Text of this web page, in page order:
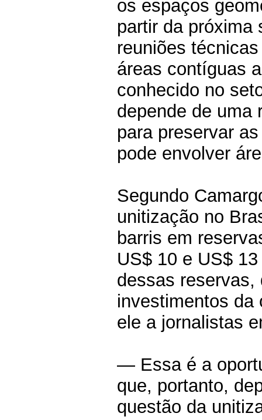
os espaços
partir da próxima
reuniões
áreas contíguas
conhecido no
depende de uma
para preservar
pode envolver
Segundo
unitização no
barris em
US$ 10 e US$
dessas
investimentos da
ele a jornalistas
— Essa é a
que, portanto,
questão da